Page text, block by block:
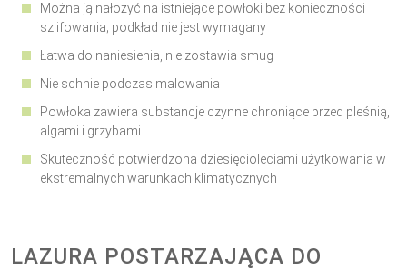
Można ją nałożyć na istniejące powłoki bez konieczności
szlifowania; podkład nie jest wymagany
Łatwa do naniesienia, nie zostawia smug
Nie schnie podczas malowania
Powłoka zawiera substancje czynne chroniące przed pleśnią,
algami i grzybami
Skuteczność potwierdzona dziesięcioleciami użytkowania w
ekstremalnych warunkach klimatycznych
LAZURA POSTARZAJĄCA DO